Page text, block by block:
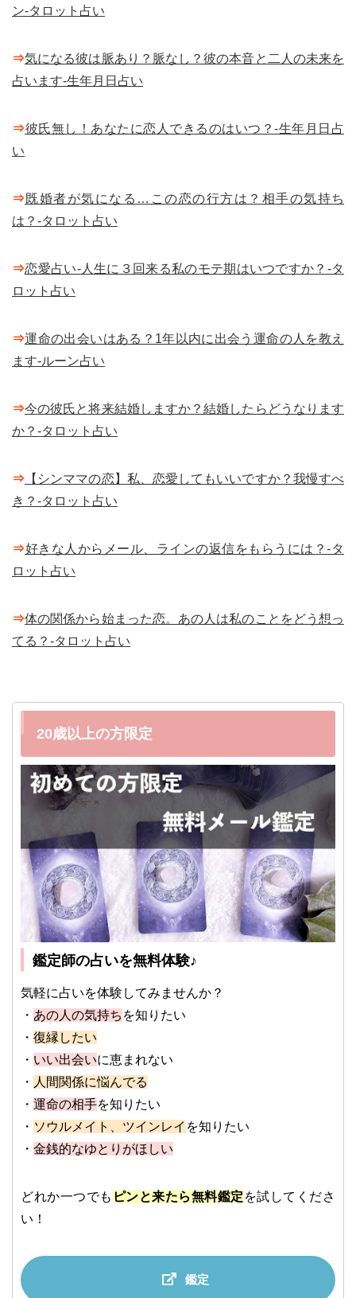
ン-タロット占い
⇒気になる彼は脈あり？脈なし？彼の本音と二人の未来を
占います-生年月日占い
⇒彼氏無し！あなたに恋人できるのはいつ？-生年月日占
い
⇒既婚者が気になる…この恋の行方は？相手の気持ち
は？-タロット占い
⇒恋愛占い-人生に３回来る私のモテ期はいつですか？-タ
ロット占い
⇒運命の出会いはある？1年以内に出会う運命の人を教え
ます-ルーン占い
⇒今の彼氏と将来結婚しますか？結婚したらどうなります
か？-タロット占い
⇒ 【シンママの恋】私、恋愛してもいいですか？我慢すべ
き？-タロット占い
⇒好きな人からメール、ラインの返信をもらうには？-タ
ロット占い
⇒体の関係から始まった恋。あの人は私のことをどう想っ
てる？-タロット占い
20歳以上の方限定
鑑定師の占いを無料体験♪
気軽に占いを体験してみませんか？
・ あの人の気持ち を知りたい
・ 復縁したい
・ いい出会いに恵まれない
・ 人間関係に悩んでる
・ 運命の相手を知りたい
・ ソウルメイト、ツインレイ を知りたい
・ 金銭的なゆとりがほしい
どれか一つでも ピンと来たら無料鑑定 を試してくださ
い！
鑑定